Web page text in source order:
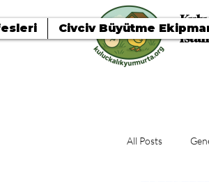
Civciv Büyütme
All Posts